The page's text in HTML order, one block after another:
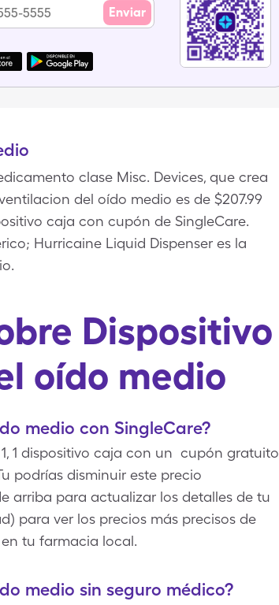
Enviar
clase Misc. Devices, que crea
del oído medio es de $207.99
caja con cupón de SingleCare.
Hurricaine Liquid Dispenser es la
Dispositivo
oído medio
medio con SingleCare?
1 dispositivo caja con un cupón gratuito
podrías disminuir este precio
arriba para actualizar los detalles de tu
para ver los precios más precisos de
tu farmacia local.
medio sin seguro médico?